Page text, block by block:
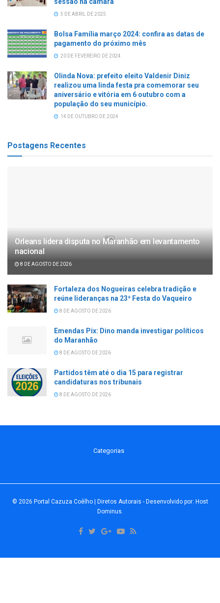
5 DE ABRIL DE 2025
Bolsa Família março 2024: confira as datas de
pagamento do próximo mês
20 DE FEVEREIRO DE 2024
Olinda Nova: prefeito eleito Valdenir Diniz
realizou uma linda festa pra comemorar seu
aniversário e vitória em 6 outubro com a
população do seu município.
14 DE OUTUBRO DE 2024
Postagens Recentes
Orleans lidera disputa no Maranhão em levantamento
nacional
8 DE AGOSTO DE 2026
Fortaleza dos Nogueiras celebra tradição e
reúne lideranças na 23ª Festa do Vaqueiro
8 DE AGOSTO DE 2026
Emendas Pix: Dino manda investigar políticos
do Maranhão
8 DE AGOSTO DE 2026
Partidos têm até o dia 15 para registrar
candidaturas nos tribunais
8 DE AGOSTO DE 2026
Categorias
© 2026 Portal Cazuza Coêlho | Diretos Autorais - Desenvolvido por: Host
Dominus